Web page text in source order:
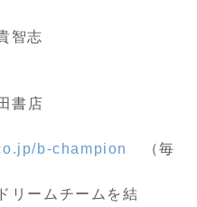
智志
書店
b-champion
（毎
リームチームを結